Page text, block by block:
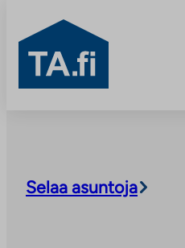
TA.fi
Selaa asuntoja